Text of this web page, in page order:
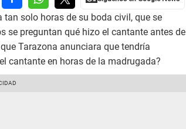
tan solo horas de su boda civil, que se
se preguntan qué hizo el cantante antes de
Tarazona anunciara que tendría
cantante en horas de la madrugada?